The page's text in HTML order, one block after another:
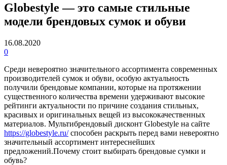
Globestyle — это самые стильные
модели брендовых сумок и обуви
16.08.2020
0
Среди невероятно значительного ассортимента современных
производителей сумок и обуви, особую актуальность
получили брендовые компании, которые на протяжении
существенного количества времени удерживают высокие
рейтинги актуальности по причине создания стильных,
красивых и оригинальных вещей из высококачественных
материалов. Мультибрендовый дисконт Globestyle на сайте
https://globestyle.ru/способен раскрыть перед вами невероятно
значительный ассортимент интереснейших
предложений.Почему стоит выбирать брендовые сумки и
обувь?